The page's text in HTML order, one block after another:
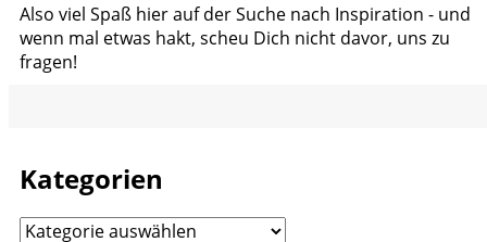
Also viel Spaß hier auf der Suche nach Inspiration - und
wenn mal etwas hakt, scheu Dich nicht davor, uns zu
fragen!
Kategorien
Kategorien